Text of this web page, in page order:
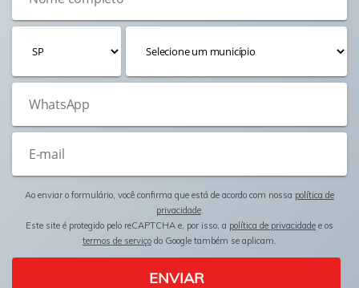
Ao enviar o formulário, você confirma que está de acordo com nossa política de
privacidade.
Este site é protegido pelo reCAPTCHA e, por isso, a política de privacidade e os
termos de serviço do Google também se aplicam.
ENVIAR